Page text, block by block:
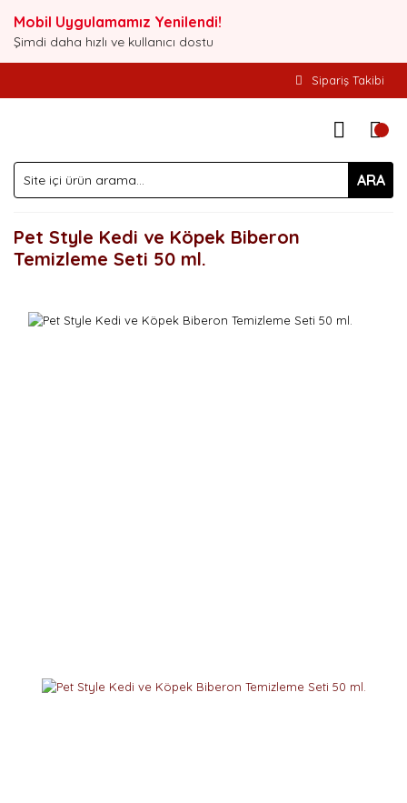
Mobil Uygulamamız Yenilendi!
Şimdi daha hızlı ve kullanıcı dostu
Sipariş Takibi
ARA
Pet Style Kedi ve Köpek Biberon
Temizleme Seti 50 ml.